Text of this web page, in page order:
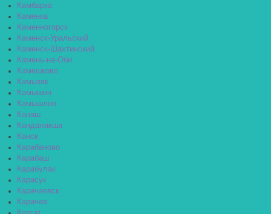
Камбарка
Каменка
Каменногорск
Каменск-Уральский
Каменск-Шахтинский
Камень-на-Оби
Камешково
Камызяк
Камышин
Камышлов
Канаш
Кандалакша
Канск
Карабаново
Карабаш
Карабулак
Карасук
Карачаевск
Карачев